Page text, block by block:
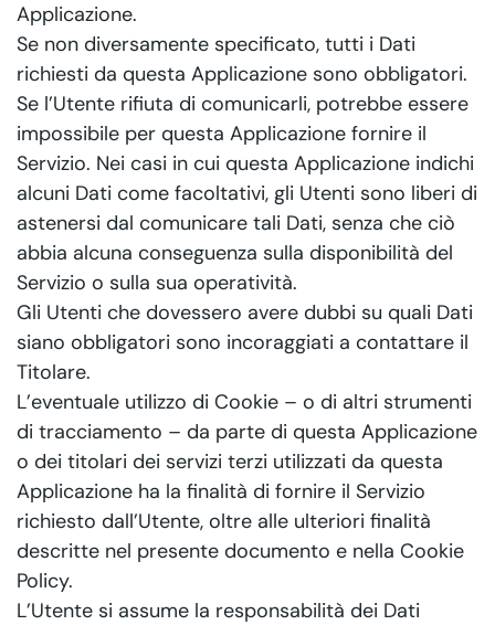
Applicazione.
Se non diversamente specificato, tutti i Dati
richiesti da questa Applicazione sono obbligatori.
Se l’Utente rifiuta di comunicarli, potrebbe essere
impossibile per questa Applicazione fornire il
Servizio. Nei casi in cui questa Applicazione indichi
alcuni Dati come facoltativi, gli Utenti sono liberi di
astenersi dal comunicare tali Dati, senza che ciò
abbia alcuna conseguenza sulla disponibilità del
Servizio o sulla sua operatività.
Gli Utenti che dovessero avere dubbi su quali Dati
siano obbligatori sono incoraggiati a contattare il
Titolare.
L’eventuale utilizzo di Cookie – o di altri strumenti
di tracciamento – da parte di questa Applicazione
o dei titolari dei servizi terzi utilizzati da questa
Applicazione ha la finalità di fornire il Servizio
richiesto dall’Utente, oltre alle ulteriori finalità
descritte nel presente documento e nella Cookie
Policy.
L’Utente si assume la responsabilità dei Dati